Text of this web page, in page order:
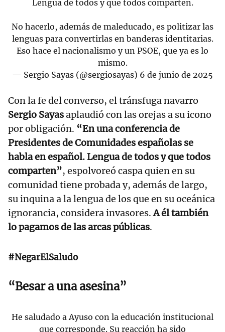
Lengua de todos y que todos comparten.
No hacerlo, además de maleducado, es politizar las
lenguas para convertirlas en banderas identitarias.
Eso hace el nacionalismo y un PSOE, que ya es lo
mismo.
— Sergio Sayas (@sergiosayas) 6 de junio de 2025
Con la fe del converso, el tránsfuga navarro
Sergio Sayasaplaudió con las orejas a su icono
por obligación. “En una conferencia de
Presidentes de Comunidades españolas se
habla en español. Lengua de todos y que todos
comparten”, espolvoreó caspa quien en su
comunidad tiene probada y, además de largo,
su inquina a la lengua de los que en su oceánica
ignorancia, considera invasores.A él también
lo pagamos de las arcas públicas.
#NegarElSaludo
“Besar a una asesina”
He saludado a Ayuso con la educación institucional
que corresponde. Su reacción ha sido